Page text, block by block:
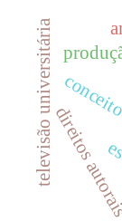
televisão universitáriadireitos